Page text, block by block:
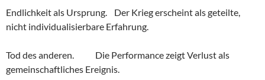
Endlichkeit als Ursprung. Der Krieg erscheint als geteilte,
nicht individualisierbare Erfahrung.
Tod des anderen. Die Performance zeigt Verlust als
gemeinschaftliches Ereignis.